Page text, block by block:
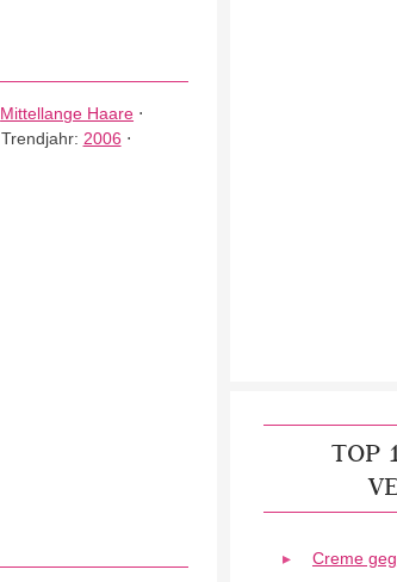
Mittellange Haare ⋅
Trendjahr: 2006 ⋅
TOP
Creme